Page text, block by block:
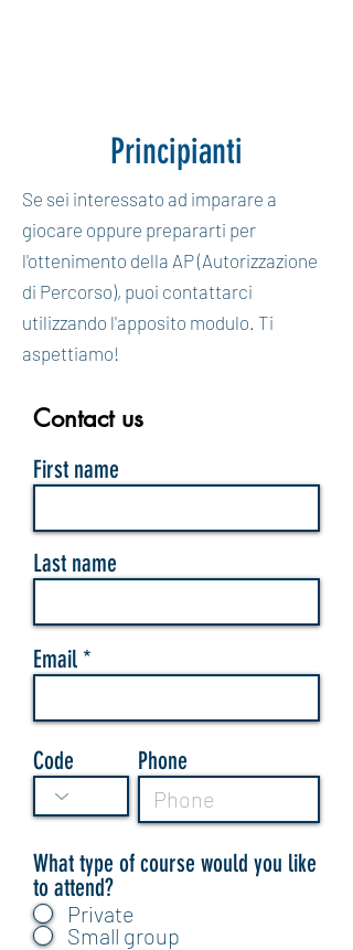
Principianti
Se sei interessato ad imparare a
giocare oppure prepararti per
l'ottenimento della AP (Autorizzazione
di Percorso), puoi contattarci
utilizzando l'apposito modulo. Ti
aspettiamo!
Contact us
First name
Last name
Email
Code Phone
What type of course would you like
to attend?
Private
Small group